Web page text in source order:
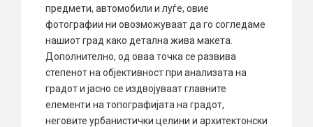
предмети, автомобили и луѓе, овие
фотографии ни овозможуваат да го согледаме
нашиот град како детална жива макета.
Дополнително, од оваа точка се развива
степенот на објективност при анализата на
градот и јасно се издвојуваат главните
елементи на топографијата на градот,
неговите урбанистички целини и архитектонски